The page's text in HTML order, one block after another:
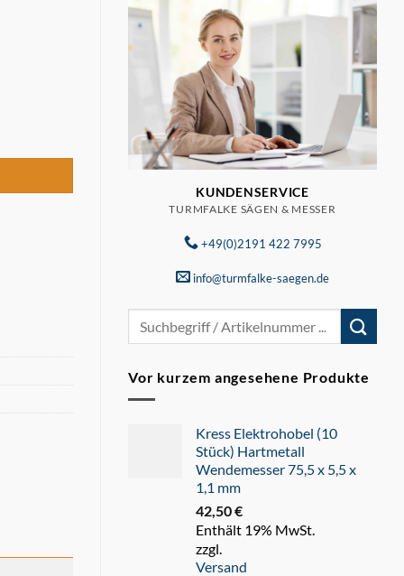
KUNDENSERVICE
TURMFALKE SÄGEN & MESSER
+49(0)2191 422 7995
info@turmfalke-saegen.de
Suchen
nach:
Vor kurzem angesehene Produkte
Kress Elektrohobel (10
Stück) Hartmetall
Wendemesser 75,5 x 5,5 x
1,1 mm
42,50€
Enthält 19% MwSt.
zzgl.
Versand